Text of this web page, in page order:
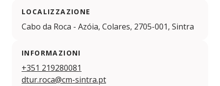
LOCALIZZAZIONE
Cabo da Roca - Azóia, Colares, 2705-001, Sintra
INFORMAZIONI
+351 219280081
dtur.roca@cm-sintra.pt